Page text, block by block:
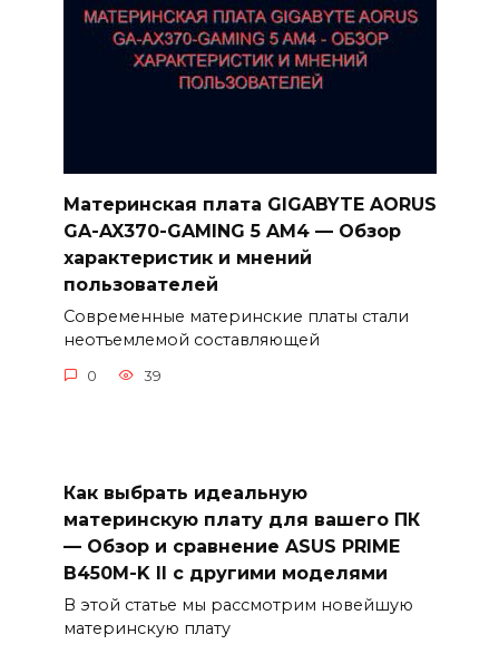
Материнская плата GIGABYTE AORUS
GA-AX370-GAMING 5 AM4 — Обзор
характеристик и мнений
пользователей
Современные материнские платы стали
неотъемлемой составляющей
0 39
Как выбрать идеальную
материнскую плату для вашего ПК
— Обзор и сравнение ASUS PRIME
B450M-K II с другими моделями
В этой статье мы рассмотрим новейшую
материнскую плату